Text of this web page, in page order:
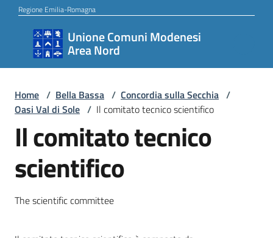
Vai al contenuto
Vai alla navigazione
Vai al footer
Regione Emilia-Romagna
Unione Comuni Modenesi
Area Nord
Unione
Comuni
Area
Nord
Amministrazione
Home / Bella Bassa / Concordia sulla Secchia /
Oasi Val di Sole / Il comitato tecnico scientifico
Il comitato tecnico
scientifico
The scientific committee